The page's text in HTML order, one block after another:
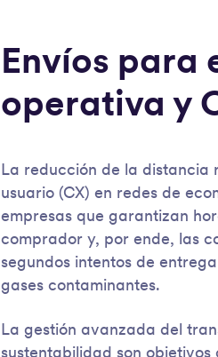
Envíos para
operativa y
La reducción de la
usuario (CX) en redes de
empresas que garantizan
comprador y, por ende, las
segundos intentos de
gases contaminantes.
La gestión avanzada del